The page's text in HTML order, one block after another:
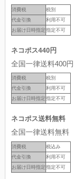
消費税
税別
代金引換
利用不可
お届け日時指定指定不可
ネコポス440円
全国一律送料400円
消費税
税別
代金引換
利用不可
お届け日時指定指定不可
ネコポス送料無料
全国一律送料無料
消費税
税込み
代金引換
利用不可
お届け日時指定指定不可